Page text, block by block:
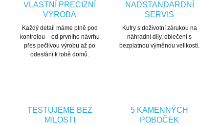
VLASTNÍ PRECIZNÍ
VÝROBA
Každý detail máme plně pod
kontrolou – od prvního návrhu
přes pečlivou výrobu až po
odeslání k tobě domů.
NADSTANDARDNÍ
SERVIS
Kufry s doživotní zárukou na
náhradní díly, oblečení s
bezplatnou výměnou velikosti.
TESTUJEME BEZ
MILOSTI
5 KAMENNÝCH
POBOČEK